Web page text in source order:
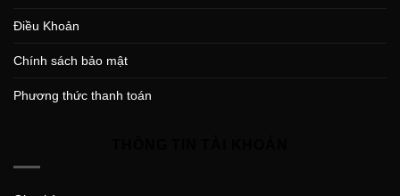
Điều Khoản
Chính sách bảo mật
Phương thức thanh toán